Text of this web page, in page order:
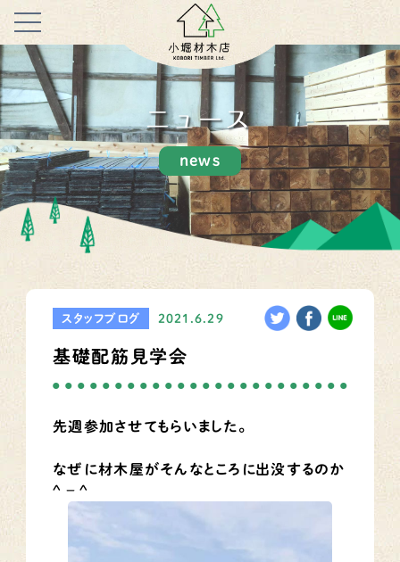
ニュース
news
スタッフブログ 2021.6.29
基礎配筋見学会
先週参加させてもらいました。
なぜに材木屋がそんなところに出没するのか
^ – ^